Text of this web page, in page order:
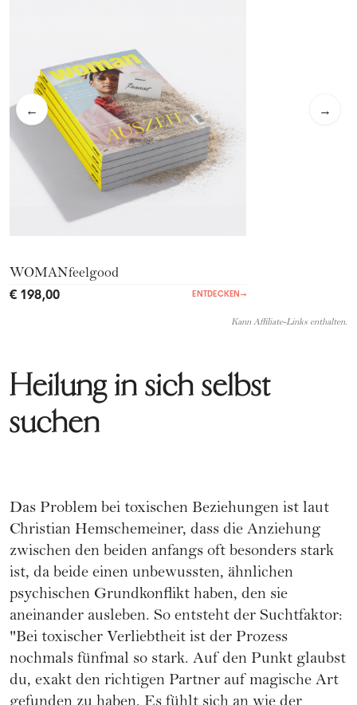
← →
WOMANfeelgood
€ 198,00 ENTDECKEN →
Kann Affiliate-Links enthalten.
Heilung in sich selbst
suchen
Das Problem bei toxischen Beziehungen ist laut
Christian Hemschemeiner, dass die Anziehung
zwischen den beiden anfangs oft besonders stark
ist, da beide einen unbewussten, ähnlichen
psychischen Grundkonflikt haben, den sie
aneinander ausleben. So entsteht der Suchtfaktor:
"Bei toxischer Verliebtheit ist der Prozess
nochmals fünfmal so stark. Auf den Punkt glaubst
du, exakt den richtigen Partner auf magische Art